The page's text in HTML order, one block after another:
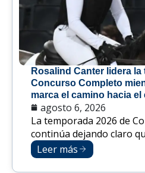
Rosalind Canter lidera la
Concurso Completo
marca el camino hacia el
agosto 6, 2026
La temporada 2026 de
continúa dejando claro
Leer más